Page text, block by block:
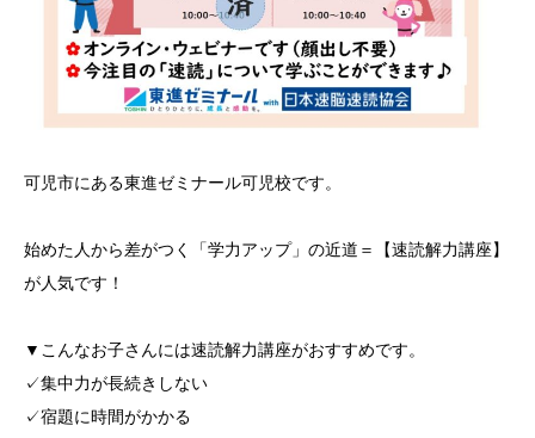
可児市にある東進ゼミナール可児校です。
始めた人から差がつく「学力アップ」の近道＝【速読解力講座】
が人気です！
▼こんなお子さんには速読解力講座がおすすめです。
✓集中力が長続きしない
✓宿題に時間がかかる